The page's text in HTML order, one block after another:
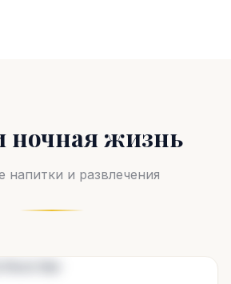
ночная жизнь
напитки и развлечения